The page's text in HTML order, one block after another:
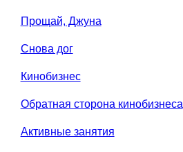
Прощай, Джуна
Снова дог
Кинобизнес
Обратная сторона кинобизнеса
Активные занятия